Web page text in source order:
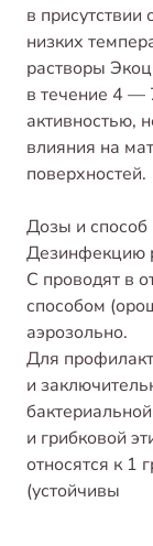
в присутствии
низких
растворы
в течение 4 —
активностью,
влияния на
поверхностей.
Дозы и способ
Дезинфекцию
С проводят в
способом
аэрозольно.
Для
и
и грибковой
относятся к 1
(устойчивы